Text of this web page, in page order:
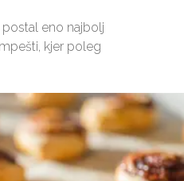
eno najbolj
kjer poleg